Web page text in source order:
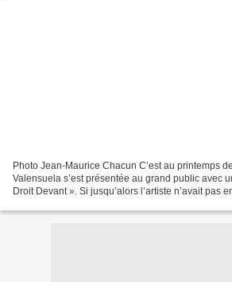
Photo Jean-Maurice Chacun C’est au printemps
Valensuela s’est présentée au grand public avec
Droit Devant ». Si jusqu’alors l’artiste n’avait pas